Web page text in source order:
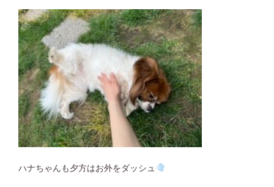
ハナちゃんも夕方はお外をダッシュ